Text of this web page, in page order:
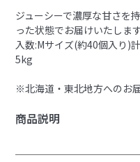
ジューシーで濃厚な甘さを
った状態でお届けいたしま
入数:Mサイズ(約40個入り)
5kg
※北海道・東北地方へのお
商品説明